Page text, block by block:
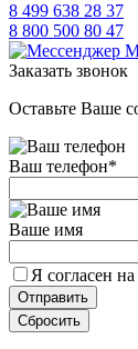
8 499 638 28 37
8 800 500 80 47
Заказать звонок
Оставьте Ваше
Ваш телефон*
Ваше имя
Я согласен на